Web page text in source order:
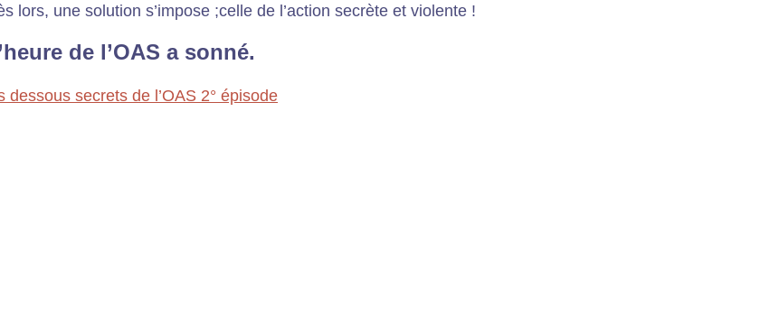
lors, une solution s’impose ;celle de l’action secrète et violente !
de l’OAS a sonné.
dessous secrets de l’OAS 2° épisode